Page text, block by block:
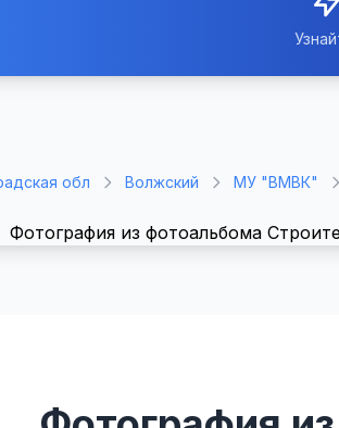
обл Волжский МУ "ВМВК"